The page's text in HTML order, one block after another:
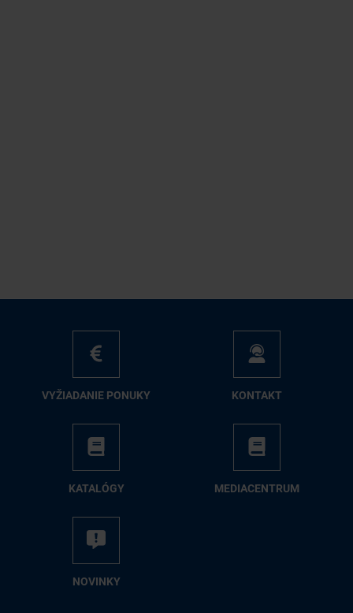
VY­ŽIA­DA­NIE PO­NU­KY KON­TAKT
KA­TA­LÓ­GY ME­DIA­CEN­TRUM
NO­VIN­KY